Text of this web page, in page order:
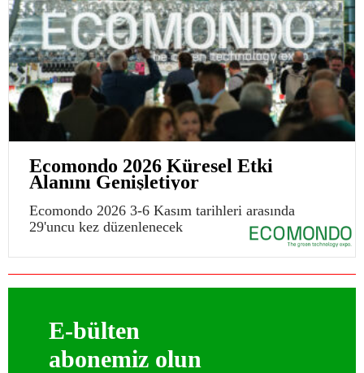
Ecomondo 2026 Küresel Etki
Alanını Genişletiyor
Ecomondo 2026 3-6 Kasım tarihleri arasında
29'uncu kez düzenlenecek
E-bülten
abonemiz olun